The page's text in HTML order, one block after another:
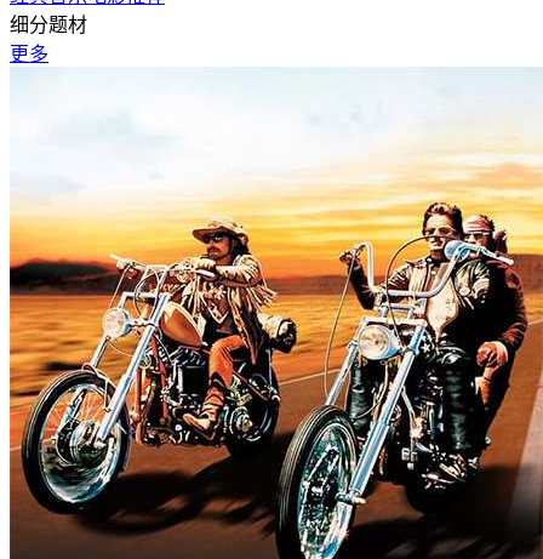
细分题材
更多